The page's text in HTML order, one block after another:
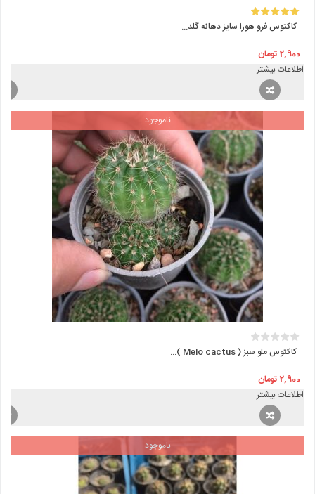
کاکتوس فرو هورا سایز دهانه گلد...
2,900 تومان
اطلاعات بیشتر
کاکتوس ملو سبز ( Melo cactus )...
ناموجود
2,900 تومان
اطلاعات بیشتر
ناموجود